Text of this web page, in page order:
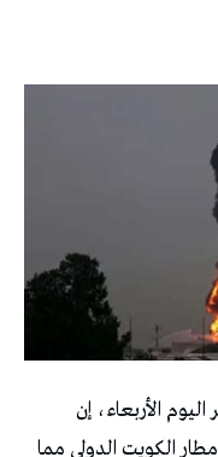
الأربعاء، إن
الكويت الدولي مما